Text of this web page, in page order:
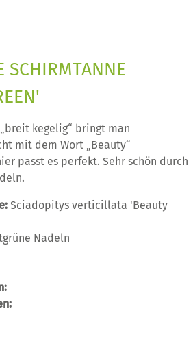
SCHIRMTANNE
kegelig“ bringt man
mit dem Wort „Beauty“
passt es perfekt. Sehr schön durch
Sciadopitys verticillata 'Beauty
Nadeln